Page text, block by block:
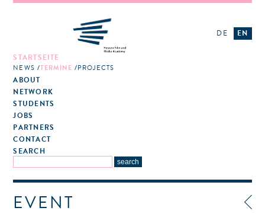
STARTSEITE
NEWS TERMINE PROJECTS
ABOUT
NETWORK
STUDENTS
JOBS
PARTNERS
CONTACT
SEARCH
DE EN
EVENT